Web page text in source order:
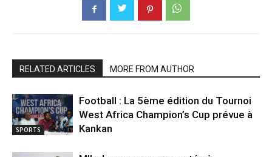
RELATED ARTICLES MORE FROM AUTHOR
SPORTS
Football : La 5ème édition du Tournoi
West Africa Champion’s Cup prévue à
Kankan